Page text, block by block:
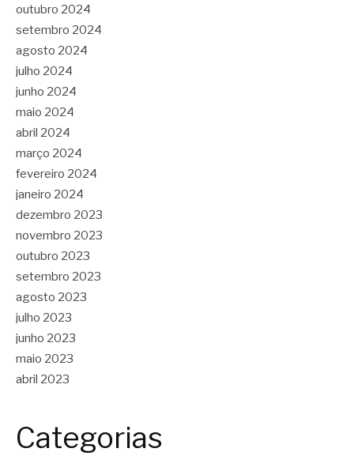
outubro 2024
setembro 2024
agosto 2024
julho 2024
junho 2024
maio 2024
abril 2024
março 2024
fevereiro 2024
janeiro 2024
dezembro 2023
novembro 2023
outubro 2023
setembro 2023
agosto 2023
julho 2023
junho 2023
maio 2023
abril 2023
Categorias